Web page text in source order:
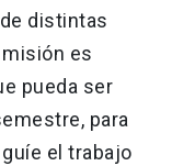
distintas
es
pueda ser
para
el trabajo